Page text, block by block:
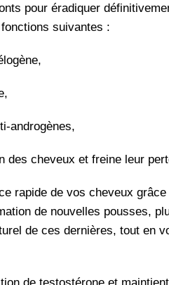
pour éradiquer
suivantes :
androgènes,
des cheveux et freine leur
rapide de vos cheveux
de nouvelles pousses,
de ces dernières, tout en